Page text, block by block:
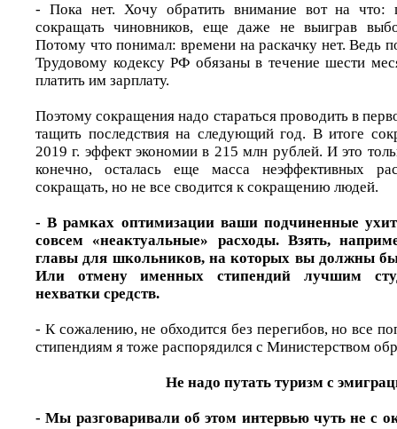
- Пока нет. Хочу обратить внимание вот на что:
сокращать чиновников, еще даже не выиграв
Потому что понимал: времени на раскачку нет. Ведь
Трудовому кодексу РФ обязаны в течение шести
платить им зарплату.
Поэтому сокращения надо стараться проводить в
тащить последствия на следующий год. В итоге
2019 г. эффект экономии в 215 млн рублей. И это
конечно, осталась еще масса неэффективных
сокращать, но не все сводится к сокращению людей.
- В рамках оптимизации ваши подчиненные
совсем «неактуальные» расходы. Взять,
главы для школьников, на которых вы должны
Или отмену именных стипендий лучшим
нехватки средств.
- К сожалению, не обходится без перегибов, но все
стипендиям я тоже распорядился с Министерством
Не надо путать туризм с
- Мы разговаривали об этом интервью чуть не с